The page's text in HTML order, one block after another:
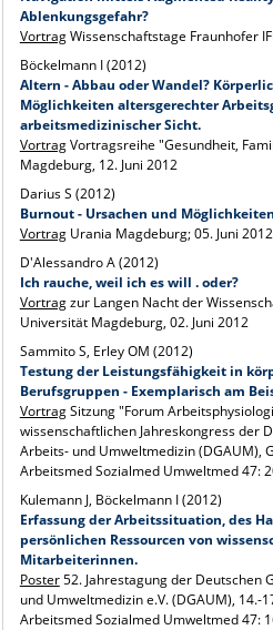
Ablenkungsgefahr?
VortragWissenschaftstage Fraunhofer
Böckelmann I (2012)
Altern - Abbau oder Wandel?
Möglichkeiten altersgerechter
arbeitsmedizinischer Sicht.
VortragVortragsreihe "Gesundheit,
Magdeburg, 12. Juni 2012
Darius S (2012)
Burnout - Ursachen und
VortragUrania Magdeburg; 05. Juni 2012
D'Alessandro A (2012)
Ich rauche, weil ich es will . oder?
Vortragzur Langen Nacht der
Universität Magdeburg, 02. Juni 2012
Sammito S, Erley OM (2012)
Testung der Leistungsfähigkeit in
Berufsgruppen - Exemplarisch am
VortragSitzung "Forum
wissenschaftlichen Jahreskongress der
Arbeits- und Umweltmedizin (DGAUM),
Arbeitsmed Sozialmed Umweltmed 47:
Kulemann J, Böckelmann I (2012)
Erfassung der Arbeitssituation, des
persönlichen Ressourcen von
Mitarbeiterinnen.
Poster52. Jahrestagung der Deutschen
und Umweltmedizin e.V. (DGAUM), 14.-
Arbeitsmed Sozialmed Umweltmed 47: